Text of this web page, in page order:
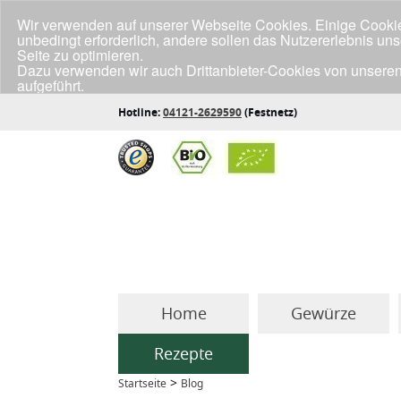
Hotline:04121-2629590(Festnetz)
Home Gewürze
Rezepte
Startseite > Blog
Wir verwenden auf unserer Webseite Cookies. Einige
unbedingt erforderlich, andere sollen das Nutzererlebnis
Seite zu optimieren.
Dazu verwenden wir auch Drittanbieter-Cookies von
aufgeführt.
Klicke unten auf "Annehmen", wenn du mit der